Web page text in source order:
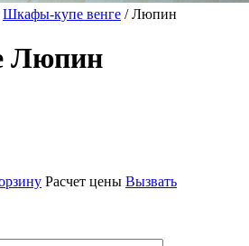
Шкафы-купе венге / Люпин
Люпин
Расчет цены Вызвать